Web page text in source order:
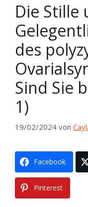
Die Stille
des
Sind Sie
1)
19/02/2024 von
Facebook
Pinterest